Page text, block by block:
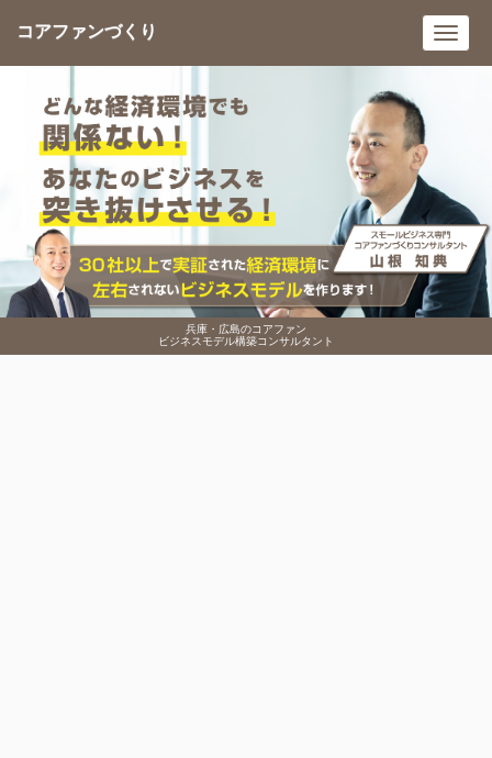
兵庫・広島のコアファン
ビジネスモデル構築コンサルタント
コアファンづくり